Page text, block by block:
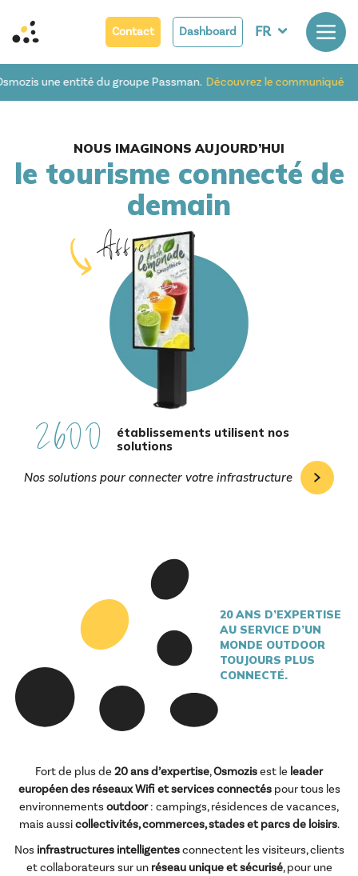
Contact Dashboard FR
une entité du groupe Passman. Découvrez le communiqué
NOUS IMAGINONS AUJOURD’HUI
le tourisme connecté de
demain
Affichagen
2600
établissements utilisent nos
solutions
Nos solutions pour connecter votre infrastructure
20 ANS D’EXPERTISE
AU SERVICE D’UN
MONDE OUTDOOR
TOUJOURS PLUS
CONNECTÉ.
Fort de plus de20 ans d’expertise,Osmozisest le leader
européen des réseaux Wifi et services connectéspour tous les
environnementsoutdoor: campings, résidences de vacances,
mais aussicollectivités, commerces, stades et parcs de loisirs.
Nos infrastructures intelligentesconnectent les visiteurs, clients
et collaborateurs sur un réseau unique et sécurisé, pour une